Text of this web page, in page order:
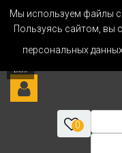
Мы используем файлы
Пользуясь сайтом, вы
персональных
0